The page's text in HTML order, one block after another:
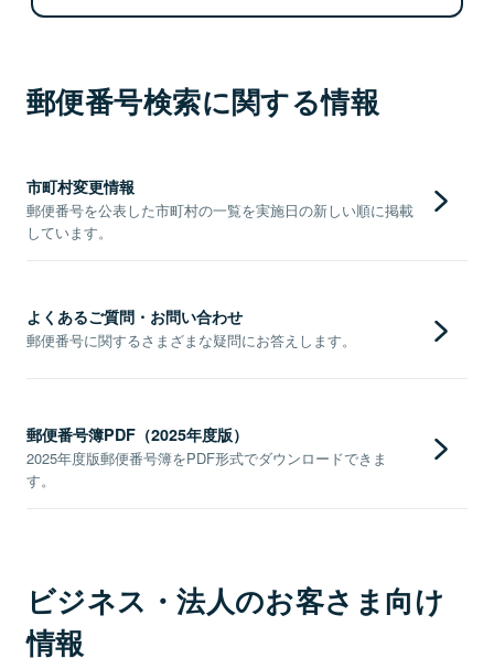
郵便番号検索に関する情報
市町村変更情報
郵便番号を公表した市町村の一覧を実施日の新しい順に掲載
しています。
よくあるご質問・お問い合わせ
郵便番号に関するさまざまな疑問にお答えします。
郵便番号簿PDF（2025年度版）
2025年度版郵便番号簿をPDF形式でダウンロードできま
す。
ビジネス・法人のお客さま向け
情報